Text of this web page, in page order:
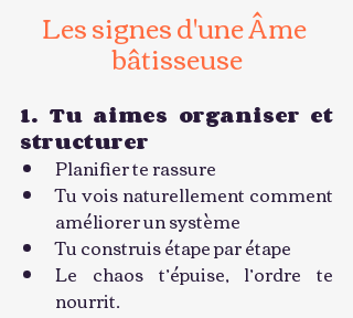
Les signes d'une Âme
bâtisseuse
1. Tu aimes organiser et
structurer
Planifier te rassure
Tu vois naturellement comment
améliorer un système
Tu construis étape par étape
Le chaos t’épuise, l’ordre te
nourrit.